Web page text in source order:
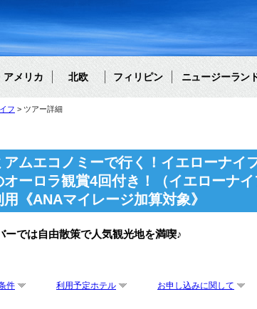
アメリカ 北欧 フィリピン ニュージーラン
フ ツアー詳細
アムエコノミーで行く！イエローナイ
ーロラ観賞4回付き！（イエローナ
《ANAマイレージ加算対象》
では自由散策で人気観光地を満喫♪
件 利用予定ホテル お申し込みに関して